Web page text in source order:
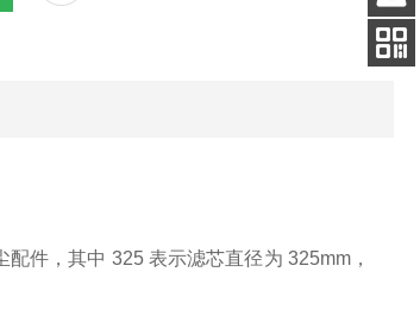
件，其中 325 表示滤芯直径为 325mm，
客服
电话